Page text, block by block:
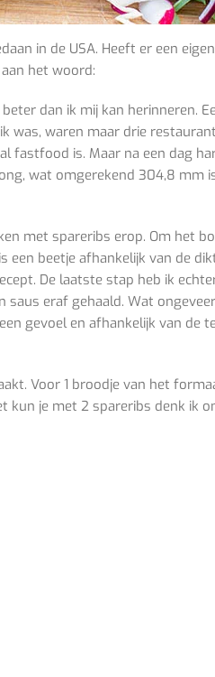
in de USA. Heeft er een
het woord:
dan ik mij kan herinneren.
was, waren maar drie
fastfood is. Maar na een dag
wat omgerekend 304,8 mm
met spareribs erop. Om het
een beetje afhankelijk van de
De laatste stap heb ik
saus eraf gehaald. Wat
gevoelen afhankelijk van de
Voor 1 broodje van het
je met 2 spareribs denk ik